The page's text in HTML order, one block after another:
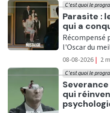
Ecouter
Parasite :
qui a
C'est quoi le
Récompensé
l'Oscar du
08-08-2026 | 2
Ecouter
qui
C'est quoi le